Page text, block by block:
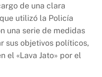
de una clara
utilizó la Policía
una serie de medidas
sus objetivos políticos,
el «Lava Jato» por el